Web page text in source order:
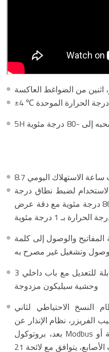
اثنين من الضواغط العاكسة
±4 ℃ درجة الحرارة الموحدة
5H يتم سحبه إلى -80 درجة مئوية
ساعة الاستهلاك اليومي
لضبط نطاق درجة
الحرارة من -40 درجة مئوية إلى -86 درجة مئوية مع دقة عرض
بـ 1 درجة مئوية
المفاتيح والوصول إلى كلمة
وصول وتشغيل غير مصرح به
3 أرفف من الفولاذ المقاوم للصدأ قابلة للتعديل مع باب داخلي
وحشية سيليكون مزدوجة
النسخ الاحتياطي لثاني
الفريزر، نظام الإنذار عن
بعد، بروتوكول Modbus لنقل البيانات، الوصول إلى البطاقة أو